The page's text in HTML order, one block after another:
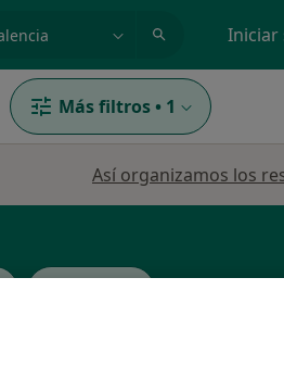
Iniciar
Más filtros • 1
Así organizamos los